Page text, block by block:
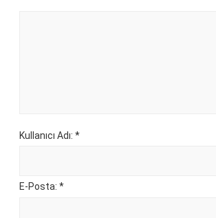
Kullanıcı Adı: *
E-Posta: *